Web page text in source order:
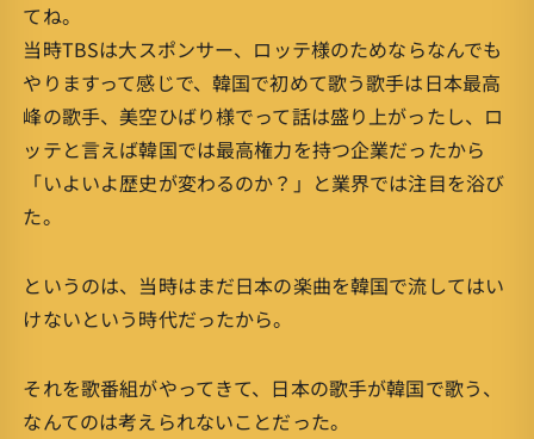
てね。
当時TBSは大スポンサー、ロッテ様のためならなんでも
やりますって感じで、韓国で初めて歌う歌手は日本最高
峰の歌手、美空ひばり様でって話は盛り上がったし、ロ
ッテと言えば韓国では最高権力を持つ企業だったから
「いよいよ歴史が変わるのか？」と業界では注目を浴び
た。
というのは、当時はまだ日本の楽曲を韓国で流してはい
けないという時代だったから。
それを歌番組がやってきて、日本の歌手が韓国で歌う、
なんてのは考えられないことだった。